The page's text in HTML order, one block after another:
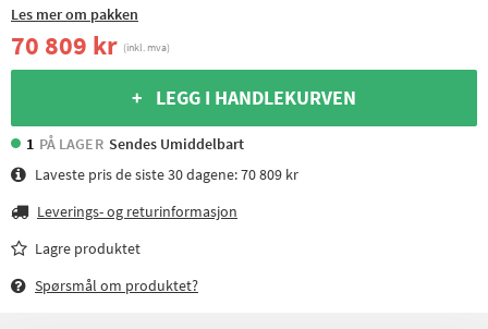
Les mer om pakken
70 809 kr (inkl. mva)
+ LEGG I HANDLEKURVEN
1 PÅ LAGER Sendes Umiddelbart
Laveste pris de siste 30 dagene:70 809 kr
Leverings- og returinformasjon
Lagre produktet
Spørsmål om produktet?